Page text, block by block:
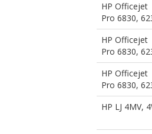
HP Officejet
Pro 6830,
HP Officejet
Pro 6830,
HP Officejet
Pro 6830,
HP LJ 4MV,